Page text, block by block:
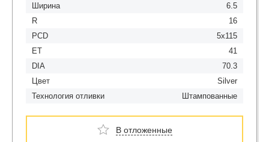
Ширина
6.5
R
16
PCD
5x115
ET
41
DIA
70.3
Цвет
Silver
Технология отливки
Штампованные
В отложенные